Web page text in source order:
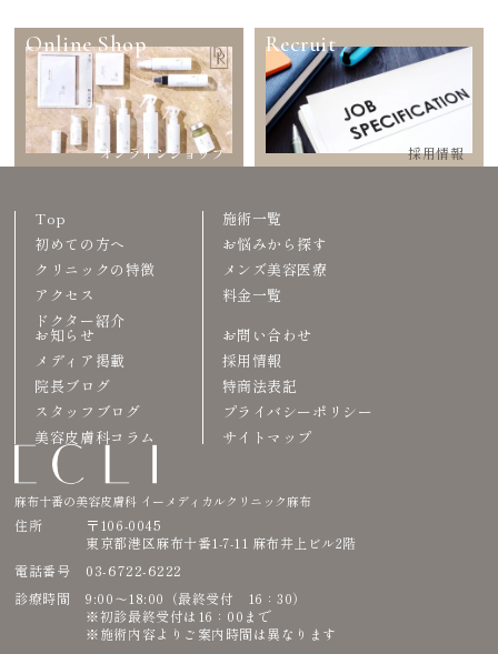
Online Shop
オンラインショップ
Recruit
採用情報
麻布十番の美容皮膚科 イーメディカルクリニック麻布
住所
〒106-0045
東京都港区麻布十番1-7-11 麻布井上ビル2階
電話番号
03-6722-6222
診療時間
9:00〜18:00（最終受付 16：30）
※初診最終受付は16：00まで
※施術内容よりご案内時間は異なります
Top
初めての方へ
クリニックの特徴
アクセス
ドクター紹介
施術一覧
お悩みから探す
メンズ美容医療
料金一覧
お知らせ
メディア掲載
院長ブログ
スタッフブログ
美容皮膚科コラム
お問い合わせ
採用情報
特商法表記
プライバシーポリシー
サイトマップ